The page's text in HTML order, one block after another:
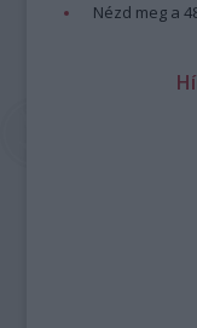
Nézd meg a